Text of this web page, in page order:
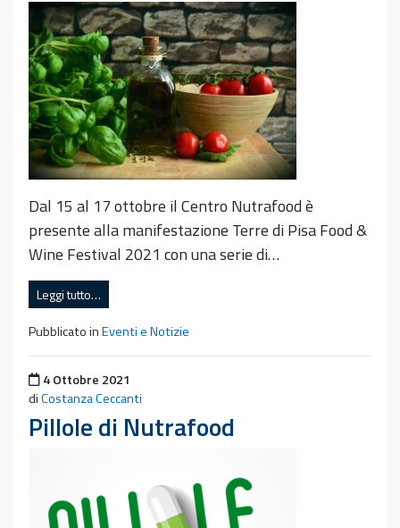
Dal 15 al 17 ottobre il Centro Nutrafood è
presente alla manifestazione Terre di Pisa Food &
Wine Festival 2021 con una serie di…
Leggi tutto…
Pubblicato inEventi e Notizie
Pubblicato il
4 Ottobre 2021
diCostanza Ceccanti
Pillole di Nutrafood